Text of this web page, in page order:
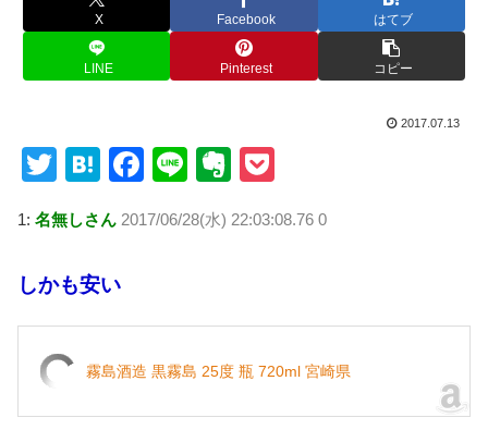
X Facebook はてブ
LINE Pinterest コピー
2017.07.13
T
tt
er
H
e
n
a
F
c
o
o
k
Li
e
E
er
e
ck
1: 名無しさん 2017/06/28(水) 22:03:08.76 0
しかも安い
霧島酒造 黒霧島 25度 瓶 720ml 宮崎県